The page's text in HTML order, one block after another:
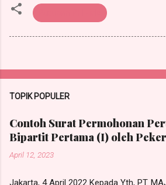
TOPIK POPULER
Contoh Surat Permohonan
Bipartit Pertama (I) oleh
April 12, 2023